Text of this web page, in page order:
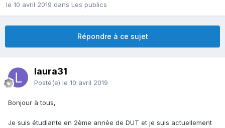
le 10 avril 2019 dans Les publics
Répondre à ce sujet
laura31
Posté(e) le 10 avril 2019
Bonjour à tous,
Je suis étudiante en 2ème année de DUT et je suis actuellement